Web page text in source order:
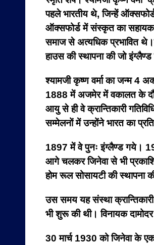
पहले भारतीय थे, जिन्हें
ऑक्सफोर्ड में संस्कृत का सहायक
समाज से अत्यधिक प्रभावित
हाउस की स्थापना की जो
श्यामजी कृष्ण वर्मा का जन्म 4
1888 में अजमेर में वकालत के
आयु से ही वे क्रान्तिकारी
सम्मेलनों में उन्होंने भारत का
1897 में वे पुनः इंग्लैण्ड गये।
आगे चलकर जिनेवा से भी
होम रूल सोसायटी की स्थापना
उस समय यह संस्था क्रान्तिकारी
भी शुरू की थी। विनायक
30 मार्च 1930 को जिनेवा के